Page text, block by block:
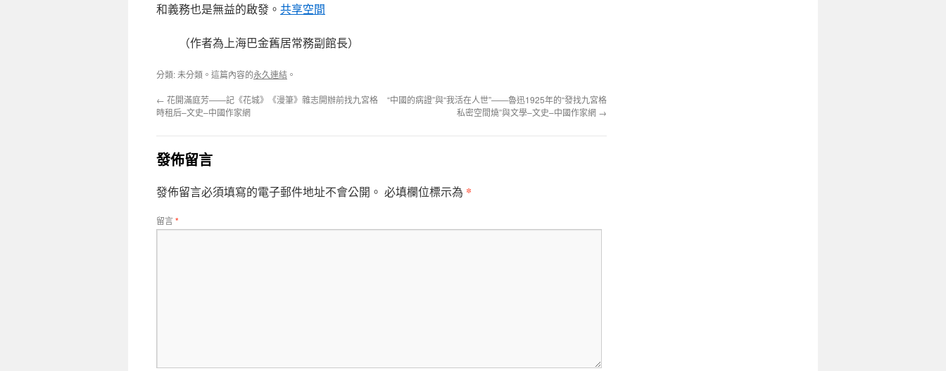
和義務也是無益的啟發。 共享空間
（作者為上海巴金舊居常務副館長）
分類: 未分類。這篇內容的永久連結 。
← 花開滿庭芳——記《花城》《漫筆》雜志開辦前找九宮格
時租后–文史–中國作家網
“中國的病證”與“我活在人世”——魯迅1925年的“發找九宮格
私密空間燒”與文學–文史–中國作家網 →
發佈留言
發佈留言必須填寫的電子郵件地址不會公開。 必填欄位標示為 *
留言*